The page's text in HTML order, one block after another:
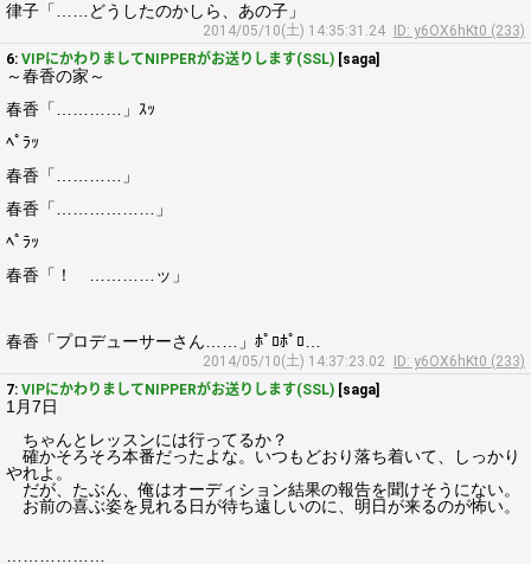
律子「……どうしたのかしら、あの子」
2014/05/10(土) 14:35:31.24
ID: y6OX6hKt0 (233)
6: VIPにかわりましてNIPPERがお送りします(SSL) [saga]
～春香の家～
春香「…………」ｽｯ
ﾍﾟﾗｯ
春香「…………」
春香「………………」
ﾍﾟﾗｯ
春香「！ …………ッ」
春香「プロデューサーさん……」ﾎﾟﾛﾎﾟﾛ…
2014/05/10(土) 14:37:23.02
ID: y6OX6hKt0 (233)
7: VIPにかわりましてNIPPERがお送りします(SSL) [saga]
1月7日
ちゃんとレッスンには行ってるか？
確かそろそろ本番だったよな。いつもどおり落ち着いて、しっかり
やれよ。
だが、たぶん、俺はオーディション結果の報告を聞けそうにない。
お前の喜ぶ姿を見れる日が待ち遠しいのに、明日が来るのが怖い。